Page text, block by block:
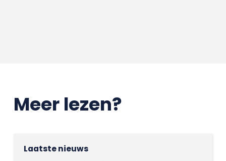
Meer lezen?
Laatste nieuws